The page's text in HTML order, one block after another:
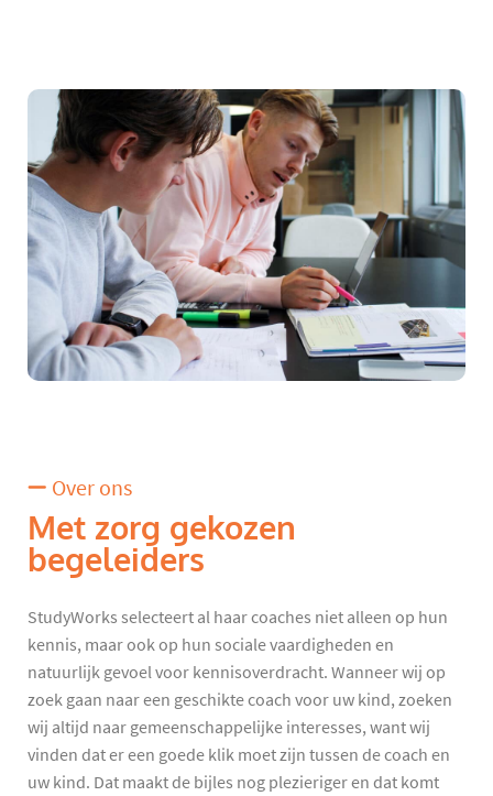
Over ons
Met zorg gekozen
begeleiders
StudyWorks selecteert al haar coaches niet alleen op hun
kennis, maar ook op hun sociale vaardigheden en
natuurlijk gevoel voor kennisoverdracht. Wanneer wij op
zoek gaan naar een geschikte coach voor uw kind, zoeken
wij altijd naar gemeenschappelijke interesses, want wij
vinden dat er een goede klik moet zijn tussen de coach en
uw kind. Dat maakt de bijles nog plezieriger en dat komt